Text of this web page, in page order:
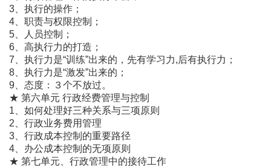
3、执行的操作；
4、职责与权限控制；
5、人员控制；
6、高执行力的打造；
7、执行力是“训练”出来的，先有学习力,后有执行力；
8、执行力是“激发”出来的；
9、态度：３个不放过。
★ 第六单元 行政经费管理与控制
1、如何处理好三种关系与三项原则
2、行政业务费用管理
3、行政成本控制的重要路径
4、办公成本控制的无项原则
★ 第七单元、行政管理中的接待工作